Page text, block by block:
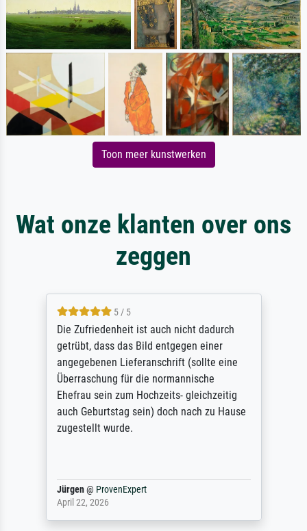
Toon meer kunstwerken
Wat onze klanten over ons
zeggen
5 / 5
Die Zufriedenheit ist auch nicht dadurch
getrübt, dass das Bild entgegen einer
angegebenen Lieferanschrift (sollte eine
Überraschung für die normannische
Ehefrau sein zum Hochzeits- gleichzeitig
auch Geburtstag sein) doch nach zu Hause
zugestellt wurde.
Jürgen@ ProvenExpert
April 22, 2026